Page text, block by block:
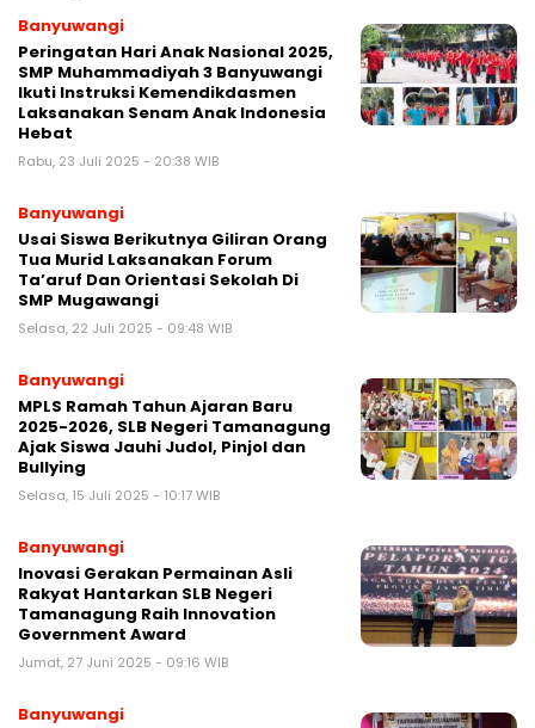
Banyuwangi
Peringatan Hari Anak Nasional 2025,
SMP Muhammadiyah 3 Banyuwangi
Ikuti Instruksi Kemendikdasmen
Laksanakan Senam Anak Indonesia
Hebat
Rabu, 23 Juli 2025 - 20:38 WIB
Banyuwangi
Usai Siswa Berikutnya Giliran Orang
Tua Murid Laksanakan Forum
Ta’aruf Dan Orientasi Sekolah Di
SMP Mugawangi
Selasa, 22 Juli 2025 - 09:48 WIB
Banyuwangi
MPLS Ramah Tahun Ajaran Baru
2025-2026, SLB Negeri Tamanagung
Ajak Siswa Jauhi Judol, Pinjol dan
Bullying
Selasa, 15 Juli 2025 - 10:17 WIB
Banyuwangi
Inovasi Gerakan Permainan Asli
Rakyat Hantarkan SLB Negeri
Tamanagung Raih Innovation
Government Award
Jumat, 27 Juni 2025 - 09:16 WIB
Banyuwangi